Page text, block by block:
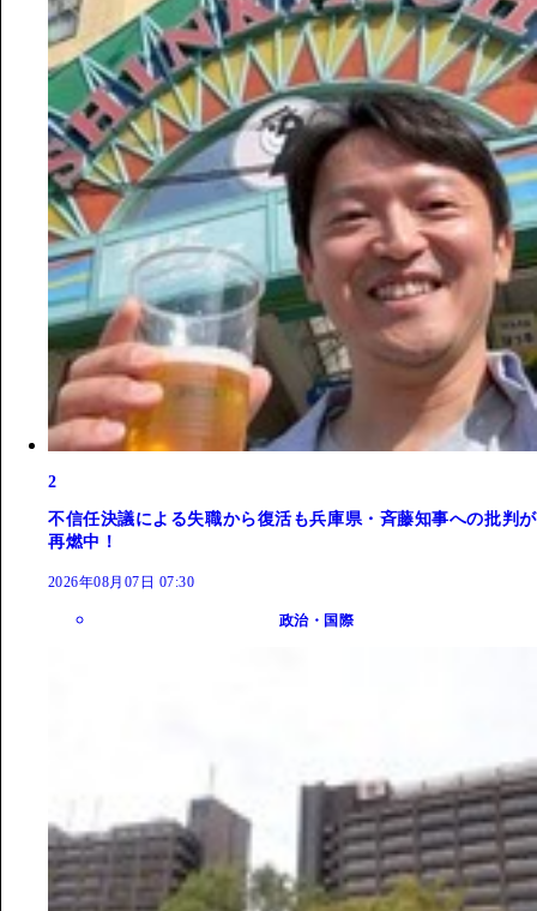
2
不信任決議による失職から復活も兵庫県・斉藤知事への批判が
再燃中！
2026年08月07日 07:30
政治・国際